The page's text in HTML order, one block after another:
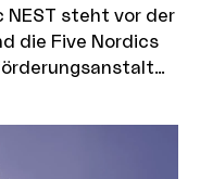
NEST steht vor der
die Five Nordics
und Island zum